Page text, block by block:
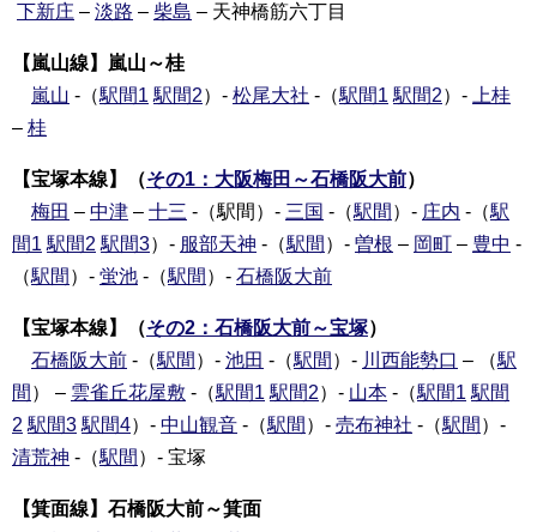
下新庄 – 淡路 – 柴島 – 天神橋筋六丁目
【嵐山線】嵐山～桂
嵐山 -（駅間1 駅間2）- 松尾大社 -（駅間1 駅間2）-
上桂
– 桂
【宝塚本線】（その1：大阪梅田～石橋阪大前）
梅田 – 中津 – 十三 -（駅間）- 三国 -（駅間 ）- 庄内 -（駅
間1 駅間2 駅間3）- 服部天神 -（駅間 ）- 曽根 – 岡町 – 豊中 -
（駅間 ）- 蛍池 -（駅間 ）- 石橋阪大前
【宝塚本線】（その2：石橋阪大前～宝塚）
石橋阪大前 -（駅間 ）- 池田 -（駅間 ）- 川西能勢口 – （駅
間 ） – 雲雀丘花屋敷 -（駅間1 駅間2）- 山本 -（駅間1 駅間
2 駅間3 駅間4）- 中山観音 -（駅間 ）- 売布神社 -（駅間 ）-
清荒神 -（駅間 ）- 宝塚
【箕面線】石橋阪大前～箕面